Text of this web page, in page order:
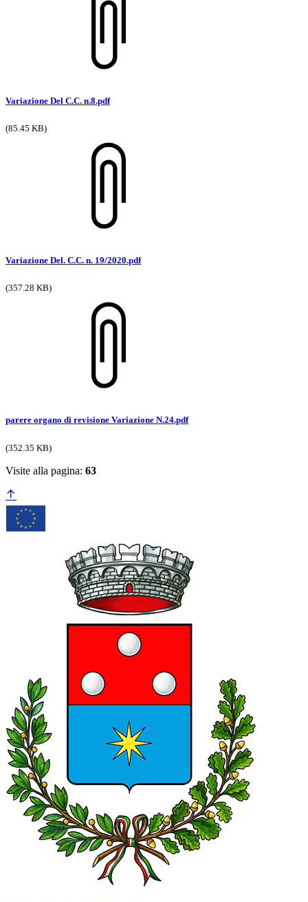
Variazione Del C.C. n.8.pdf
(85.45 KB)
Variazione Del. C.C. n. 19/2020.pdf
(357.28 KB)
parere organo di revisione Variazione N.24.pdf
(352.35 KB)
Visite alla pagina: 63